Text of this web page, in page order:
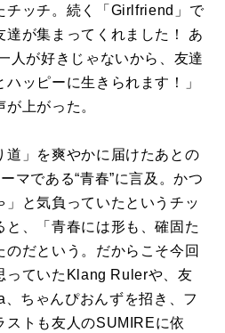
チッチ。続く「Girlfriend」で
達が集まってくれました！ あ
人が好きじゃないから、友達
ッピーに生きられます！」
上がった。
道」を爽やかに届けたあとの
マである“青春”に言及。かつ
」と気負っていたというチッ
と、「青春には形も、確固た
のだという。だからこそ今回
っていたKlang Rulerや、友
ちゃんぴおんずを招き、フ
ストも友人のSUMIREに依